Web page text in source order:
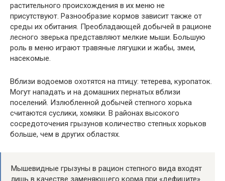
растительного происхождения в их меню не
присутствуют. Разнообразие кормов зависит также от
среды их обитания. Преобладающей добычей в рационе
лесного зверька представляют мелкие мыши. Большую
роль в меню играют травяные лягушки и жабы, змеи,
насекомые.
Вблизи водоемов охотятся на птицу: тетерева, куропаток.
Могут нападать и на домашних пернатых вблизи
поселений. Излюбленной добычей степного хорька
считаются суслики, хомяки. В районах высокого
сосредоточения грызунов количество степных хорьков
больше, чем в других областях.
Мышевидные грызуны в рацион степного вида входят
лишь в качестве заменяющего корма при «дефиците»